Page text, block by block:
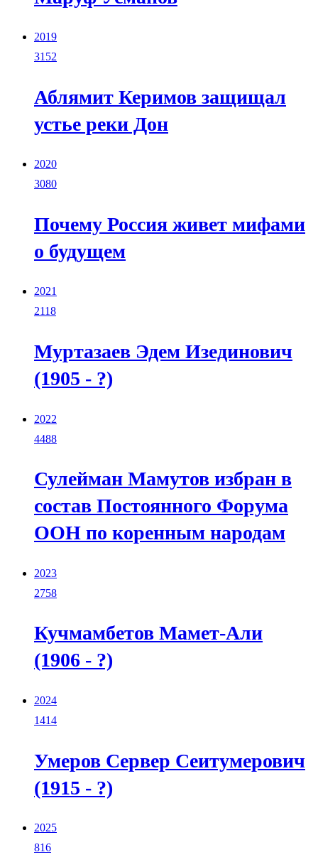
2019
3152
Аблямит Керимов защищал
устье реки Дон
2020
3080
Почему Россия живет мифами
о будущем
2021
2118
Муртазаев Эдем Изединович
(1905 - ?)
2022
4488
Сулейман Мамутов избран в
состав Постоянного Форума
ООН по коренным народам
2023
2758
Кучмамбетов Мамет-Али
(1906 - ?)
2024
1414
Умеров Сервер Сеитумерович
(1915 - ?)
2025
816